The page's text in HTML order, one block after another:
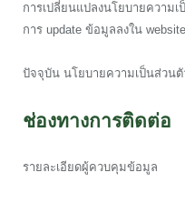
การเปลี่ยนแปลงนโยบายความ
การ update ข้อมูลลงใน
ปัจจุบัน นโยบายความเป็นส่วน
ช่องทางการติดต่อ
รายละเอียดผู้ควบคุมข้อมูล